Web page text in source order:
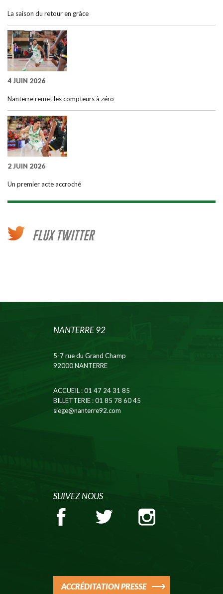
La saison du retour en grâce
4 JUIN 2026
Nanterre remet les compteurs à zéro
2 JUIN 2026
Un premier acte accroché
FLUX TWITTER
NANTERRE 92
5-7 rue du Grand Champ
92000 NANTERRE
ACCUEIL: 01 47 24 31 85
BILLETTERIE: 01 85 78 60 45
siege@nanterre92.com
SUIVEZ NOUS
ACCRÉDITATION PRESSE